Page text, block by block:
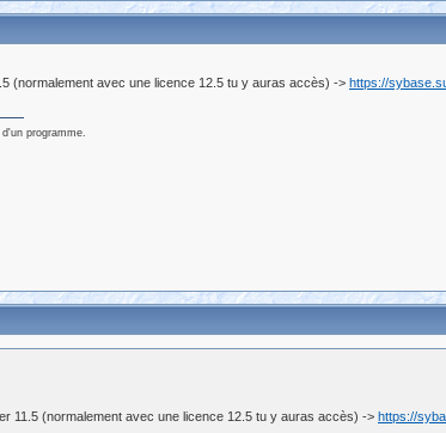
(normalement avec une licence 12.5 tu y auras accès) -> https://
programme.
11.5 (normalement avec une licence 12.5 tu y auras accès) -> https://